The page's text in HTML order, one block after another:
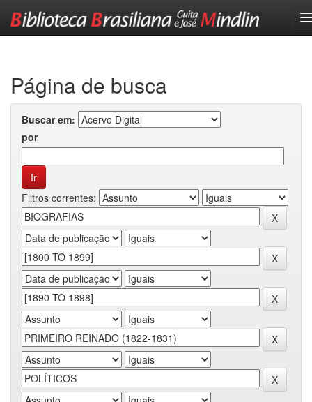
Página de busca
Buscar em:
por
Filtros correntes: